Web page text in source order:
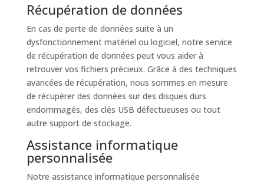
Récupération de données
En cas de perte de données suite à un
dysfonctionnement matériel ou logiciel, notre service
de récupération de données peut vous aider à
retrouver vos fichiers précieux. Grâce à des techniques
avancées de récupération, nous sommes en mesure
de récupérer des données sur des disques durs
endommagés, des clés USB défectueuses ou tout
autre support de stockage.
Assistance informatique
personnalisée
Notre assistance informatique personnalisée